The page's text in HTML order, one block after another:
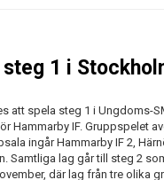
steg 1 i
att spela steg 1 i Ungdoms-
Hammarby IF. Gruppspelet
ingår Hammarby IF 2,
Samtliga lag går till steg 2
där lag från tre olika